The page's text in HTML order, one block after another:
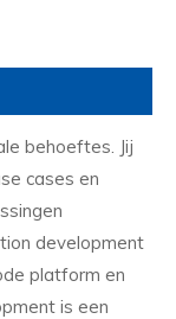
behoeftes. Jij
cases en
development
platform en
is een